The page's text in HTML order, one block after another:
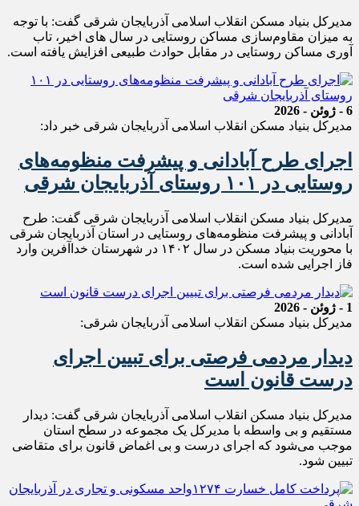
مدیرکل بنیاد مسکن انقلاب اسلامی آذربایجان شرقی گفت: با توجه
به میزان مقاوم‌سازی مساکن روستایی در سال های اخیر، تاب
آوری مساکن روستایی در مقابل حوادث طبیعی افزایش یافته است.
6 - ژوئن - 2026
مدیرکل بنیاد مسکن انقلاب اسلامی آذربایجان شرقی خبر‌ داد:
اجرای طرح آبادانی و پیشرفت منظومه‌های
روستایی در ۱۰۱ روستای آذربایجان شرقی
مدیرکل بنیاد مسکن انقلاب اسلامی آذربایجان شرقی گفت: طرح
آبادانی و پیشرفت منظومه‌های روستایی در استان آذربایجان شرقی
با محوریت بنیاد مسکن در سال ۱۴۰۲ در شهرستان خداآفرین وارد
فاز اجرایی شده است.
1 - ژوئن - 2026
مدیرکل بنیاد مسکن انقلاب اسلامی آذربایجان شرقی:
دیدار مردمی فرصتی برای تبیین اجرای
درست قانون است
مدیرکل بنیاد مسکن انقلاب اسلامی آذربایجان شرقی گفت: دیدار
مستقیم و بی واسطه با مدیرکل‌ یک مجموعه در سطح استان
موجب می‌شود که اجرای درست و بی اغماض قانون برای متقاضی
تبیین شود.